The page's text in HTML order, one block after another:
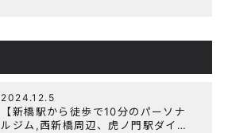
2024.12.5
【新橋駅から徒歩で10分のパーソナ
ルジム,西新橋周辺、虎ノ門駅ダイエ